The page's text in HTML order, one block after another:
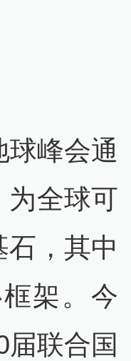
峰会通
为全球可
，其中
架。今
联合国